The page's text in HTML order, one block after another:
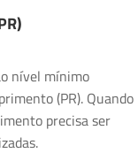
nível mínimo
(PR). Quando
precisa ser